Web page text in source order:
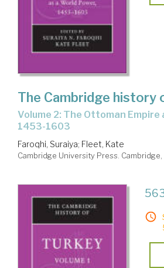
The Cambridge history
Volume 2: The Ottoman Empire as a world power,
1453-1603
Faroqhi, Suraiya; Fleet, Kate
Cambridge University Press. Cambridge,